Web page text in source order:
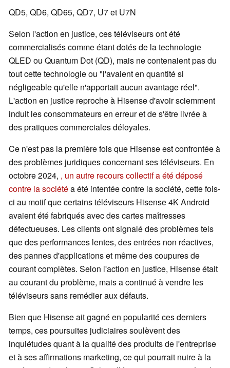
QD5, QD6, QD65, QD7, U7 et U7N
Selon l'action en justice, ces téléviseurs ont été
commercialisés comme étant dotés de la technologie
QLED ou Quantum Dot (QD), mais ne contenaient pas du
tout cette technologie ou "l'avaient en quantité si
négligeable qu'elle n'apportait aucun avantage réel".
L'action en justice reproche à Hisense d'avoir sciemment
induit les consommateurs en erreur et de s'être livrée à
des pratiques commerciales déloyales.
Ce n'est pas la première fois que Hisense est confrontée à
des problèmes juridiques concernant ses téléviseurs. En
octobre 2024, , un autre recours collectif a été déposé
contre la sociétéa été intentée contre la société, cette fois-
ci au motif que certains téléviseurs Hisense 4K Android
avaient été fabriqués avec des cartes maîtresses
défectueuses. Les clients ont signalé des problèmes tels
que des performances lentes, des entrées non réactives,
des pannes d'applications et même des coupures de
courant complètes. Selon l'action en justice, Hisense était
au courant du problème, mais a continué à vendre les
téléviseurs sans remédier aux défauts.
Bien que Hisense ait gagné en popularité ces derniers
temps, ces poursuites judiciaires soulèvent des
inquiétudes quant à la qualité des produits de l'entreprise
et à ses affirmations marketing, ce qui pourrait nuire à la